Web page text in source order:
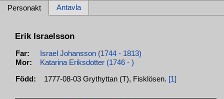
Personakt Antavla
Erik Israelsson
Far:
Israel Johansson (1744 - 1813)
Mor:
Katarina Eriksdotter (1746 - )
Född: 1777-08-03 Grythyttan (T), Fisklösen. [1]